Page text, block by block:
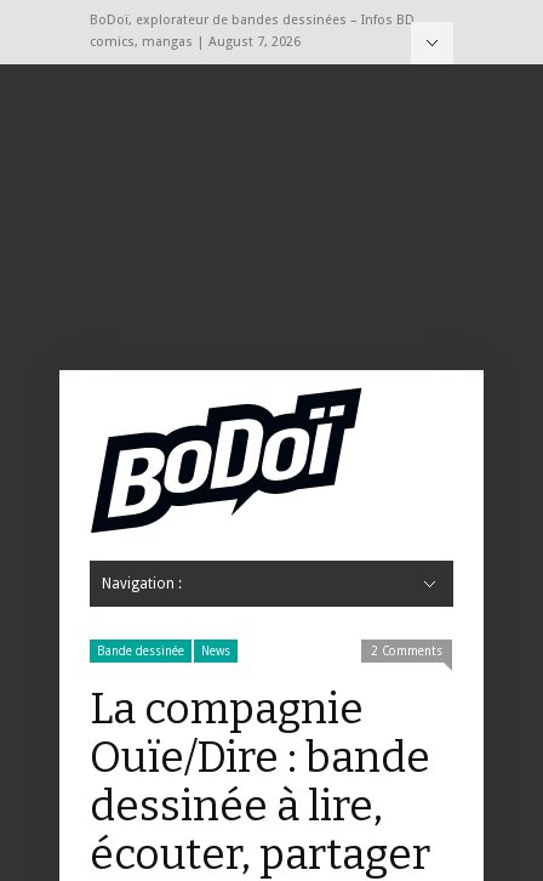
BoDoï, explorateur de bandes dessinées – Infos BD,
comics, mangas | August 7, 2026
Navigation :
Bande dessinée News 2 Comments
La compagnie
Ouïe/Dire : bande
dessinée à lire,
écouter, partager